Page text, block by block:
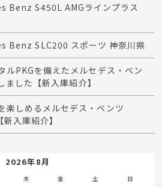
S450L AMGラインプラス
SLC200 スポーツ 神奈川県
ルPKGを備えたメルセデス・ベン
した【新入庫紹介】
楽しめるメルセデス・ベンツ
入庫紹介】
2026年8月
木 金 土 日